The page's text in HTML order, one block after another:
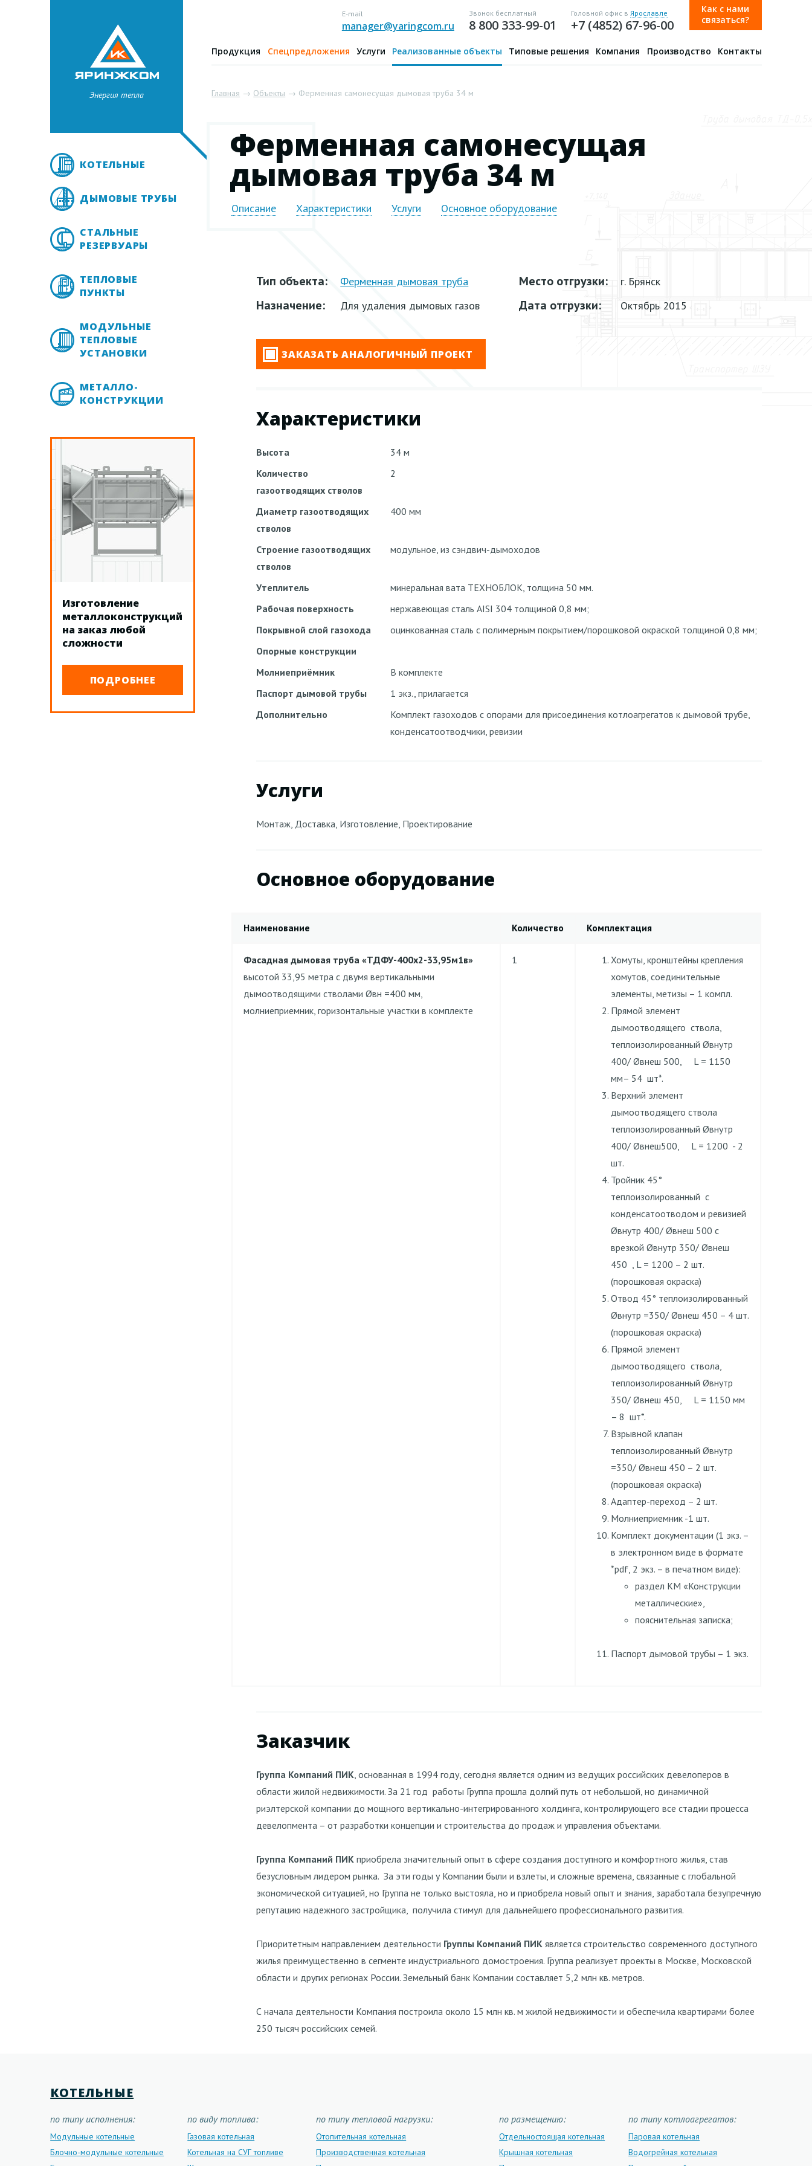
Энергия тепла
E-mail
manager@yaringcom.ru
Звонок бесплатный
8 800 333-99-01
Головной офис в Ярославле
+7 (4852) 67-96-00
Как с нами
связаться?
Продукция Спецпредложения Услуги Реализованные объекты Типовые решения Компания Производство Контакты
КОТЕЛЬНЫЕ
ДЫМОВЫЕ ТРУБЫ
СТАЛЬНЫЕ
РЕЗЕРВУАРЫ
ТЕПЛОВЫЕ
ПУНКТЫ
МОДУЛЬНЫЕ
ТЕПЛОВЫЕ
УСТАНОВКИ
МЕТАЛЛО-
КОНСТРУКЦИИ
Изготовление
металлоконструкций
на заказ любой
сложности
ПОДРОБНЕЕ
Главная → Объекты → Ферменная самонесущая дымовая труба 34 м
Ферменная самонесущая
дымовая труба 34 м
Описание Характеристики Услуги Основное оборудование
Тип объекта: Ферменная дымовая труба
Назначение: Для удаления дымовых газов
Место отгрузки: г. Брянск
Дата отгрузки: Октябрь 2015
ЗАКАЗАТЬ АНАЛОГИЧНЫЙ ПРОЕКТ
Характеристики
Высота
34 м
Количество
газоотводящих стволов
2
Диаметр газоотводящих
стволов
400 мм
Строение газоотводящих
стволов
модульное, из сэндвич-дымоходов
Утеплитель
минеральная вата ТЕХНОБЛОК, толщина 50 мм.
Рабочая поверхность
нержавеющая сталь AISI 304 толщиной 0,8 мм;
Покрывной слой газохода
оцинкованная сталь с полимерным покрытием/порошковой окраской толщиной 0,8 мм;
Опорные конструкции
Молниеприёмник
В комплекте
Паспорт дымовой трубы
1 экз., прилагается
Дополнительно
Комплект газоходов с опорами для присоединения котлоагрегатов к дымовой трубе,
конденсатоотводчики, ревизии
Услуги
Монтаж, Доставка, Изготовление, Проектирование
Основное оборудование
Наименование Количество Комплектация
Фасадная дымовая труба «ТДФУ-400х2-33,95м1в»
высотой 33,95 метра с двумя вертикальными
дымоотводящими стволами Øвн =400 мм,
молниеприемник, горизонтальные участки в комплекте
1
Хомуты, кронштейны крепления
хомутов, соединительные
элементы, метизы – 1 компл.
Прямой элемент
дымоотводящего ствола,
теплоизолированный Øвнутр
400/ Øвнеш 500, L = 1150
мм– 54 шт*.
Верхний элемент
дымоотводящего ствола
теплоизолированный Øвнутр
400/ Øвнеш500, L = 1200 - 2
шт.
Тройник 45°
теплоизолированный с
конденсатоотводом и ревизией
Øвнутр 400/ Øвнеш 500 с
врезкой Øвнутр 350/ Øвнеш
450 , L = 1200 – 2 шт.
(порошковая окраска)
Отвод 45° теплоизолированный
Øвнутр =350/ Øвнеш 450 – 4 шт.
(порошковая окраска)
Прямой элемент
дымоотводящего ствола,
теплоизолированный Øвнутр
350/ Øвнеш 450, L = 1150 мм
– 8 шт*.
Взрывной клапан
теплоизолированный Øвнутр
=350/ Øвнеш 450 – 2 шт.
(порошковая окраска)
Адаптер-переход – 2 шт.
Молниеприемник -1 шт.
Комплект документации (1 экз. –
в электронном виде в формате
*pdf, 2 экз. – в печатном виде):
раздел КМ «Конструкции
металлические»,
пояснительная записка;
Паспорт дымовой трубы – 1 экз.
Заказчик
Группа Компаний ПИК, основанная в 1994 году, сегодня является одним из ведущих российских девелоперов в
области жилой недвижимости. За 21 год работы Группа прошла долгий путь от небольшой, но динамичной
риэлтерской компании до мощного вертикально-интегрированного холдинга, контролирующего все стадии процесса
девелопмента – от разработки концепции и строительства до продаж и управления объектами.
Группа Компаний ПИК приобрела значительный опыт в сфере создания доступного и комфортного жилья, став
безусловным лидером рынка. За эти годы у Компании были и взлеты, и сложные времена, связанные с глобальной
экономической ситуацией, но Группа не только выстояла, но и приобрела новый опыт и знания, заработала безупречную
репутацию надежного застройщика, получила стимул для дальнейшего профессионального развития.
Приоритетным направлением деятельности Группы Компаний ПИК является строительство современного доступного
жилья преимущественно в сегменте индустриального домостроения. Группа реализует проекты в Москве, Московской
области и других регионах России. Земельный банк Компании составляет 5,2 млн кв. метров.
С начала деятельности Компания построила около 15 млн кв. м жилой недвижимости и обеспечила квартирами более
250 тысяч российских семей.
КОТЕЛЬНЫЕ
по типу исполнения:
Модульные котельные
Блочно-модульные котельные
по виду топлива:
Газовая котельная
Котельная на СУГ топливе
по типу тепловой нагрузки:
Отопительная котельная
Производственная котельная
по размещению:
Отдельностоящая котельная
Крышная котельная
по типу котлоагрегатов:
Паровая котельная
Водогрейная котельная